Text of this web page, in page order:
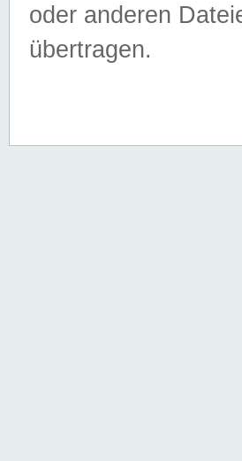
oder anderen
übertragen.